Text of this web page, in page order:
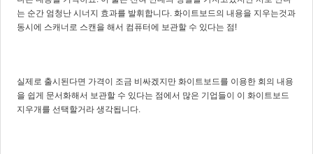
는 순간 엄청난 시너지 효과를 발휘합니다. 화이트보드의 내용을 지우는것과
동시에 스캐너로 스캔을 해서 컴퓨터에 보관할 수 있다는 점!
실제로 출시된다면 가격이 조금 비싸겠지만 화이트보드를 이용한 회의 내용
을 쉽게 문서화해서 보관할 수 있다는 점에서 많은 기업들이 이 화이트보드
지우개를 선택할거라 생각됩니다.